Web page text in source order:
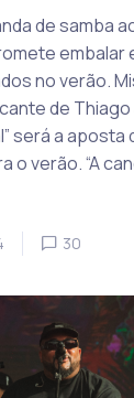
de samba
embalar
no verão.
de
será a aposta
o verão. “A
30